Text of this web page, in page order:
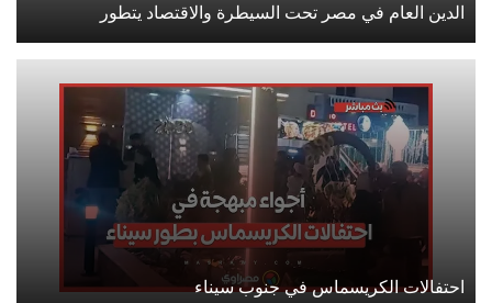
الدين العام في مصر تحت السيطرة والاقتصاد يتطور
احتفالات الكريسماس في جنوب سيناء